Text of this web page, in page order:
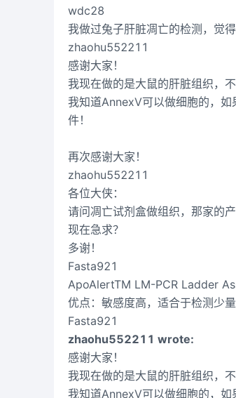
wdc28
我做过兔子肝脏凋亡的检测，觉
zhaohu552211
感谢大家！
我现在做的是大鼠的肝脏组织，
我知道AnnexV可以做细胞的，
件！
再次感谢大家！
zhaohu552211
各位大侠：
请问凋亡试剂盒做组织，那家的
现在急求？
多谢！
Fasta921
ApoAlertTM LM-PCR Ladder
优点：敏感度高，适合于检测少
Fasta921
zhaohu552211 wrote:
感谢大家！
我现在做的是大鼠的肝脏组织，
我知道AnnexV可以做细胞的，